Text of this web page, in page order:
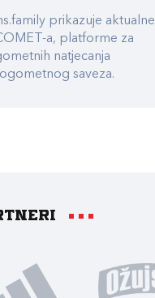
prikazuje aktualne
a, platforme za
natjecanja
saveza.